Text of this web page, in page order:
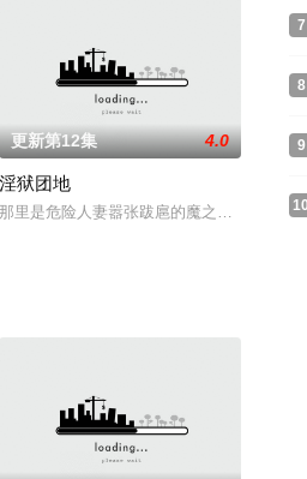
ねがい町に引っ越してきた
生。むかしは仲良し姉妹だったふたりも
を創造し、奏でることは人間の代わり
更新第12集 4.0
淫狱团地
那里是危险人妻嚣张跋扈的魔之社区——在
7
8
9
10